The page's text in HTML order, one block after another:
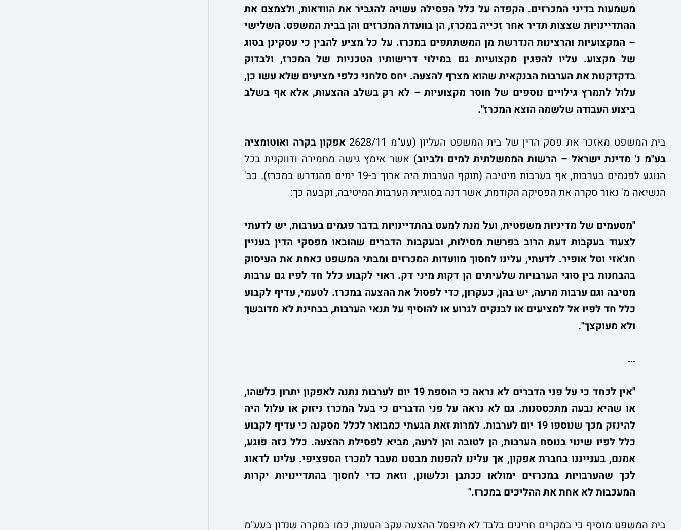
משמעות בדיני המכרזים. הקפדה על כלל הפסילה עשויה להגביר את הוודאות, ולצמצם את
ההתדיינויות שצצות תדיר אחר זכייה במכרז, הן בוועדת המכרזים והן בבית המשפט. השלישי
– המקצועיות והרצינות הנדרשת מן המשתתפים במכרז. על כל מציע להבין כי עסקינן בסוג
של מקצוע. עליו להפגין מקצועיות גם במילוי דרישותיו הטכניות של המכרז, ולבדוק
בדקדקנות את הערבות הבנקאית שהוא מצרף להצעה. יחס סלחני כלפי מציעים שלא עשו כן,
עלול לתמרץ גילויים נוספים של חוסר מקצועיות – לא רק בשלב ההצעות, אלא אף בשלב
ביצוע העבודה שלשמה הוצא המכרז".
בית המשפט מאזכר את פסק הדין של בית המשפט העליון (עע"מ 2628/11
אפקון בקרה ואוטומציה
בע"מ נ' מדינת ישראל – הרשות הממשלתית למים ולביוב) אשר אימץ גישה מחמירה ודווקנית בכל
הנוגע לפגמים בערבות, אף בערבות מיטיבה (תוקף הערבות היה ארוך ב-19 ימים מהנדרש במכרז). כב'
הנשיאה מ' נאור סקרה את הפסיקה הקודמת, אשר דנה בסוגיית הערבות המיטיבה, וקבעה כך:
"מטעמים של מדיניות משפטית, ועל מנת למעט בהתדיינויות בדבר פגמים בערבות, יש לדעתי
לצעוד בעקבות דעת הרוב בפרשת מסילות, ובעקבות הדברים שהובאו מפסקי הדין בעניין
חג'אזי וטל אופיר. לדעתי, עלינו לחסוך מוועדות המכרזים ומבתי המשפט כאחת את העיסוק
בהבחנות בין סוגי הערבויות שלעיתים הן דקות מיני דק. ראוי לקבוע כלל חד לפיו גם ערבות
מטיבה וגם ערבות מרעה, יש בהן, כעקרון, כדי לפסול את ההצעה במכרז. לטעמי, עדיף לקבוע
כלל חד לפיו אל למציעים או לבנקים לגרוע או להוסיף על תנאי הערבות, בבחינת לא מדובשך
ולא מעוקצך".
…
"אין לכחד כי על פני הדברים לא נראה כי הוספת 19 יום לערבות נתנה לאפקון יתרון כלשהו,
או שהיא נבעה מתכססנות. גם לא נראה על פני הדברים כי בעל המכרז ניזוק או עלול היה
להינזק מכך שנוספו 19 יום לערבות. למרות זאת הגעתי כמבואר לכלל מסקנה כי עדיף לקבוע
כלל לפיו שינוי בנוסח הערבות, הן לטובה והן לרעה, מביא לפסילת ההצעה. כלל כזה פוגע,
אמנם, בענייננו בחברת אפקון, אך עלינו להפנות מבטנו מעבר למכרז הספציפי. עלינו לדאוג
לכך שהערבויות במכרזים ימולאו ככתבן וכלשונן, וזאת כדי לחסוך בהתדיינויות יקרות
המעכבות לא אחת את ההליכים במכרז."
בית המשפט מוסיף כי במקרים חריגים בלבד לא תיפסל ההצעה עקב הטעות, כמו במקרה שנדון בעע"מ